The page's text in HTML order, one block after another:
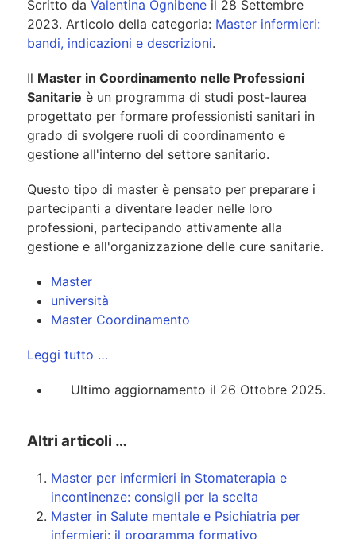
Scritto da Valentina Ognibene il 28 Settembre
2023. Articolo della categoria: Master infermieri:
bandi, indicazioni e descrizioni.
Il Master in Coordinamento nelle Professioni
Sanitarie è un programma di studi post-laurea
progettato per formare professionisti sanitari in
grado di svolgere ruoli di coordinamento e
gestione all'interno del settore sanitario.
Questo tipo di master è pensato per preparare i
partecipanti a diventare leader nelle loro
professioni, partecipando attivamente alla
gestione e all'organizzazione delle cure sanitarie.
Master
università
Master Coordinamento
Leggi tutto …
Ultimo aggiornamento il 26 Ottobre 2025.
Altri articoli …
Master per infermieri in Stomaterapia e
incontinenze: consigli per la scelta
Master in Salute mentale e Psichiatria per
infermieri: il programma formativo